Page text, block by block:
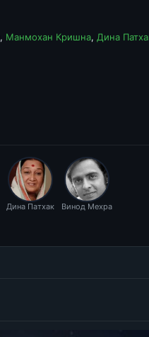
, Манмохан Кришна, Дина
Дина Патхак Винод Мехра